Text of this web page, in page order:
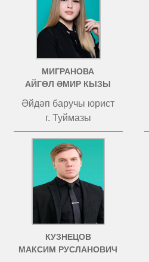
МИГРАНОВА
АЙГӨЛ ӘМИР КЫЗЫ
Әйдәп баручы юрист
г. Туймазы
КУЗНЕЦОВ
МАКСИМ РУСЛАНОВИЧ